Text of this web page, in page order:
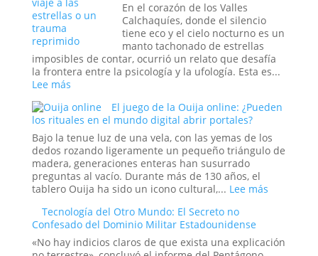
En el corazón de los Valles
Calchaquíes, donde el silencio
tiene eco y el cielo nocturno es un
manto tachonado de estrellas
imposibles de contar, ocurrió un relato que desafía
la frontera entre la psicología y la ufología. Esta es...
Lee más:
caso
del
abducido
de
Amaicha:
¿Un
viaje
las
estrellas
o
un
El juego de la Ouija online: ¿Pueden
los rituales en el mundo digital abrir portales?
Bajo la tenue luz de una vela, con las yemas de los
dedos rozando ligeramente un pequeño triángulo de
madera, generaciones enteras han susurrado
preguntas al vacío. Durante más de 130 años, el
tablero Ouija ha sido un icono cultural,... Lee más:
la
Tecnología del Otro Mundo: El Secreto no
Confesado del Dominio Militar Estadounidense
«No hay indicios claros de que exista una explicación